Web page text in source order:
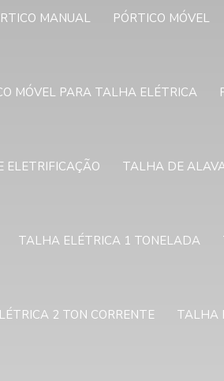
MANUAL PÓRTICO MÓVEL
MÓVEL PARA TALHA ELÉTRICA
ELETRIFICAÇÃO TALHA DE
TALHA ELÉTRICA 1 TONELADA
2 TON CORRENTE TALHA